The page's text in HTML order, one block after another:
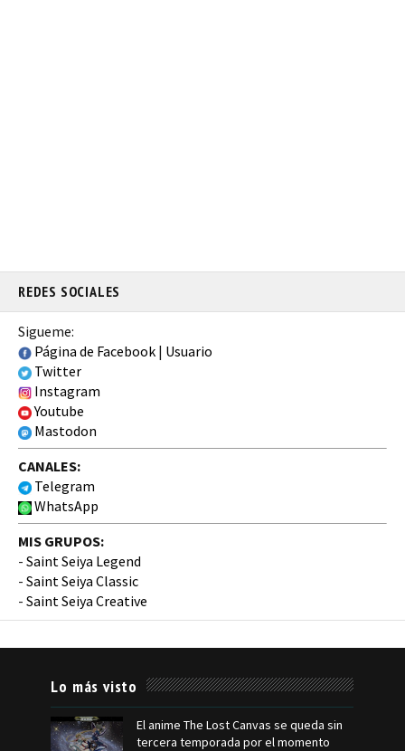
REDES SOCIALES
Sigueme:
Página de Facebook | Usuario
Twitter
Instagram
Youtube
Mastodon
CANALES:
Telegram
WhatsApp
MIS GRUPOS:
- Saint Seiya Legend
- Saint Seiya Classic
- Saint Seiya Creative
Lo más visto
El anime The Lost Canvas se queda sin
tercera temporada por el momento